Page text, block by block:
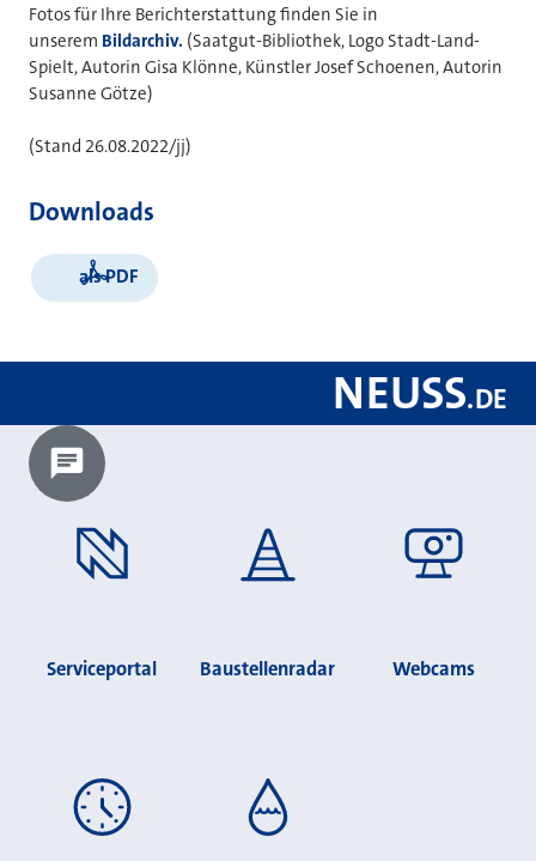
Fotos für Ihre Berichterstattung finden Sie in
unserem Bildarchiv. (Saatgut-Bibliothek, Logo Stadt-Land-
Spielt, Autorin Gisa Klönne, Künstler Josef Schoenen, Autorin
Susanne Götze)
(Stand 26.08.2022/jj)
Downloads
als PDF
NEUSS.DE
Chatbot laden?
Serviceportal Baustellenradar Webcams